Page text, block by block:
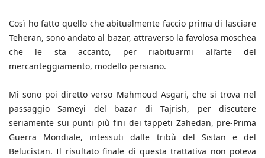
Così ho fatto quello che abitualmente faccio prima di lasciare
Teheran, sono andato al bazar, attraverso la favolosa moschea
che le sta accanto, per riabituarmi all’arte del
mercanteggiamento, modello persiano.
Mi sono poi diretto verso Mahmoud Asgari, che si trova nel
passaggio Sameyi del bazar di Tajrish, per discutere
seriamente sui punti più fini dei tappeti Zahedan, pre-Prima
Guerra Mondiale, intessuti dalle tribù del Sistan e del
Belucistan. Il risultato finale di questa trattativa non poteva